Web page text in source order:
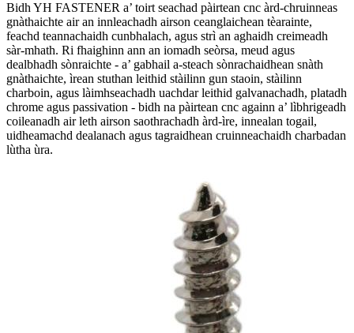
Bidh YH FASTENER a’ toirt seachad pàirtean cnc àrd-chruinneas
gnàthaichte air an innleachadh airson ceanglaichean tèarainte,
feachd teannachaidh cunbhalach, agus strì an aghaidh creimeadh
sàr-mhath. Ri fhaighinn ann an iomadh seòrsa, meud agus
dealbhadh sònraichte - a’ gabhail a-steach sònrachaidhean snàth
gnàthaichte, ìrean stuthan leithid stàilinn gun staoin, stàilinn
charboin, agus làimhseachadh uachdar leithid galvanachadh, platadh
chrome agus passivation - bidh na pàirtean cnc againn a’ lìbhrigeadh
coileanadh air leth airson saothrachadh àrd-ìre, innealan togail,
uidheamachd dealanach agus tagraidhean cruinneachaidh charbadan
lùtha ùra.